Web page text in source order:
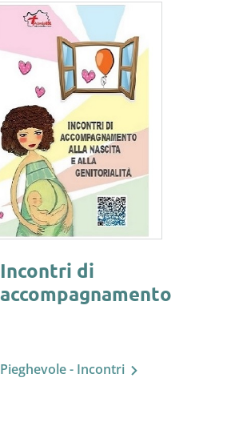
Incontri di
accompagnamento
Pieghevole - Incontri